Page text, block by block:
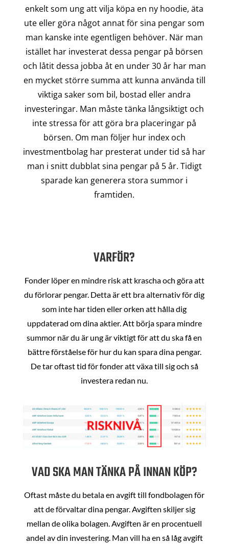
enkelt som ung att vilja köpa en ny hoodie, äta
ute eller göra något annat för sina pengar som
man kanske inte egentligen behöver. När man
istället har investerat dessa pengar på börsen
och låtit dessa jobba åt en under 30 år har man
en mycket större summa att kunna använda till
viktiga saker som bil, bostad eller andra
investeringar. Man måste tänka långsiktigt och
inte stressa för att göra bra placeringar på
börsen. Om man följer hur index och
investmentbolag har presterat under tid så har
man i snitt dubblat sina pengar på 5 år. Tidigt
sparade kan generera stora summor i
framtiden.
VARFÖR?
Fonder löper en mindre risk att krascha och göra att
du förlorar pengar. Detta är ett bra alternativ för dig
som inte har tiden eller orken att hålla dig
uppdaterad om dina aktier. Att börja spara mindre
summor när du är ung är viktigt för att du ska få en
bättre förståelse för hur du kan spara dina pengar.
De tar oftast tid för fonder att växa till sig och så
investera redan nu.
VAD SKA MAN TÄNKA PÅ INNAN KÖP?
Oftast måste du betala en avgift till fondbolagen för
att de förvaltar dina pengar. Avgiften skiljer sig
mellan de olika bolagen. Avgiften är en procentuell
andel av din investering. Man vill ha en så låg avgift